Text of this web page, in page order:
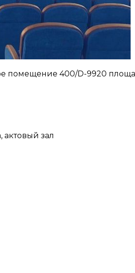
400/D-9920
актовый зал